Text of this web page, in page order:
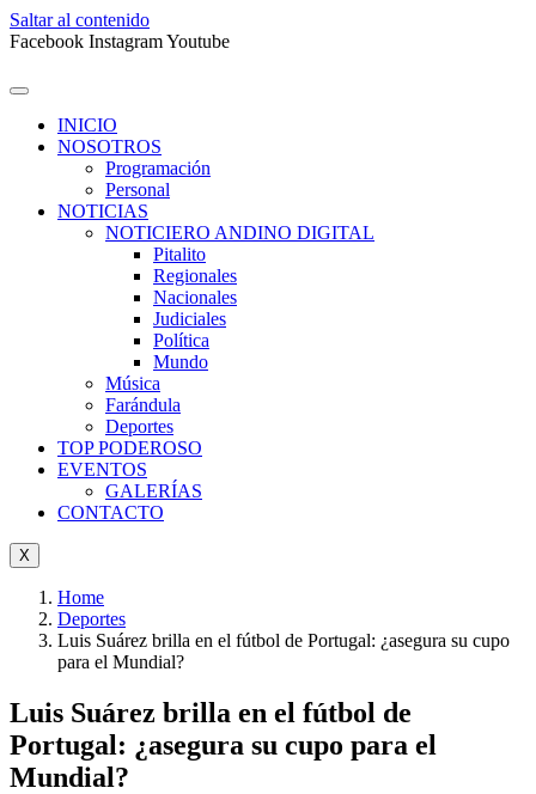
Saltar al contenido
Facebook InstagramYoutube
INICIO
NOSOTROS
Programación
Personal
NOTICIAS
NOTICIERO ANDINO DIGITAL
Pitalito
Regionales
Nacionales
Judiciales
Política
Mundo
Música
Farándula
Deportes
TOP PODEROSO
EVENTOS
GALERÍAS
CONTACTO
X
Home
Deportes
Luis Suárez brilla en el fútbol de Portugal: ¿asegura su cupo
para el Mundial?
Luis Suárez brilla en el fútbol de
Portugal: ¿asegura su cupo para el
Mundial?